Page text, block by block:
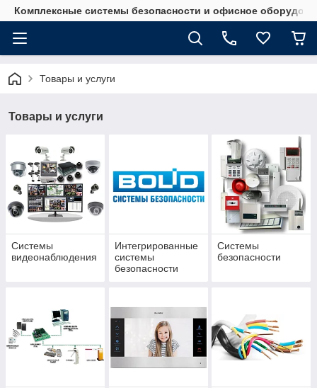
Комплексные системы безопасности и офисное
Товары и услуги
Товары и услуги
Системы
видеонаблюдения
Интегрированные
системы
безопасности
Системы
безопасности